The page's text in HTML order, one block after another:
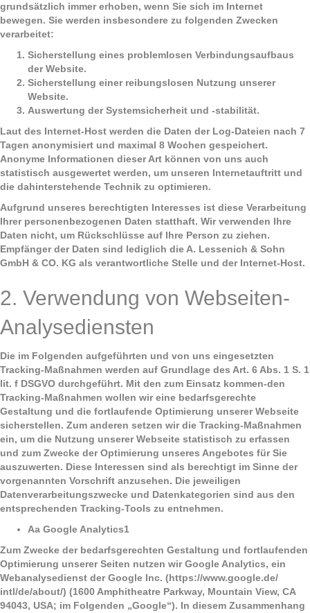
grundsätzlich immer erhoben, wenn Sie sich im Internet
bewegen. Sie werden insbesondere zu folgenden Zwecken
verarbeitet:
Sicherstellung eines problemlosen Verbindungsaufbaus
der Website.
Sicherstellung einer reibungslosen Nutzung unserer
Website.
Auswertung der Systemsicherheit und -stabilität.
Laut des Internet-Host werden die Daten der Log-Dateien nach 7
Tagen anonymisiert und maximal 8 Wochen gespeichert.
Anonyme Informationen dieser Art können von uns auch
statistisch ausgewertet werden, um unseren Internetauftritt und
die dahinterstehende Technik zu optimieren.
Aufgrund unseres berechtigten Interesses ist diese Verarbeitung
Ihrer personenbezogenen Daten statthaft. Wir verwenden Ihre
Daten nicht, um Rückschlüsse auf Ihre Person zu ziehen.
Empfänger der Daten sind lediglich die A. Lessenich & Sohn
GmbH & CO. KG als verantwortliche Stelle und der Internet-Host.
2. Verwendung von Webseiten-
Analysediensten
Die im Folgenden aufgeführten und von uns eingesetzten
Tracking-Maßnahmen werden auf Grundlage des Art. 6 Abs. 1 S. 1
lit. f DSGVO durchgeführt. Mit den zum Einsatz kommen-den
Tracking-Maßnahmen wollen wir eine bedarfsgerechte
Gestaltung und die fortlaufende Optimierung unserer Webseite
sicherstellen. Zum anderen setzen wir die Tracking-Maßnahmen
ein, um die Nutzung unserer Webseite statistisch zu erfassen
und zum Zwecke der Optimierung unseres Angebotes für Sie
auszuwerten. Diese Interessen sind als berechtigt im Sinne der
vorgenannten Vorschrift anzusehen. Die jeweiligen
Datenverarbeitungszwecke und Datenkategorien sind aus den
entsprechenden Tracking-Tools zu entnehmen.
Aa Google Analytics1
Zum Zwecke der bedarfsgerechten Gestaltung und fortlaufenden
Optimierung unserer Seiten nutzen wir Google Analytics, ein
Webanalysedienst der Google Inc. (https://www.google.de/
intl/de/about/) (1600 Amphitheatre Parkway, Mountain View, CA
94043, USA; im Folgenden „Google“). In diesem Zusammenhang